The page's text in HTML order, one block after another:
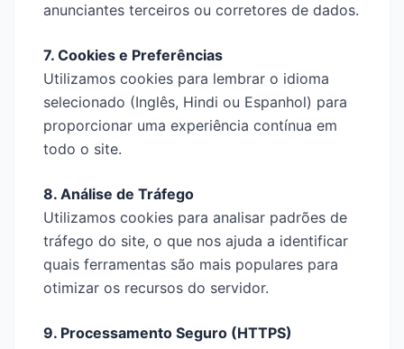
anunciantes terceiros ou corretores de dados.
7. Cookies e Preferências
Utilizamos cookies para lembrar o idioma
selecionado (Inglês, Hindi ou Espanhol) para
proporcionar uma experiência contínua em
todo o site.
8. Análise de Tráfego
Utilizamos cookies para analisar padrões de
tráfego do site, o que nos ajuda a identificar
quais ferramentas são mais populares para
otimizar os recursos do servidor.
9. Processamento Seguro (HTTPS)